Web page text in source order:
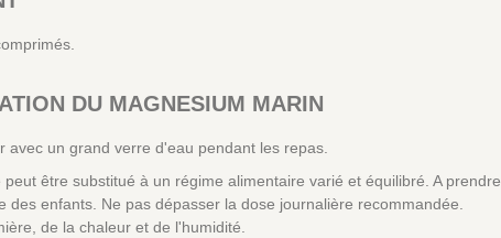
DU MAGNESIUM MARIN
avec un grand verre d'eau pendant les repas.
être substitué à un régime alimentaire varié et équilibré. A
des enfants. Ne pas dépasser la dose journalière recommandée.
de la chaleur et de l'humidité.